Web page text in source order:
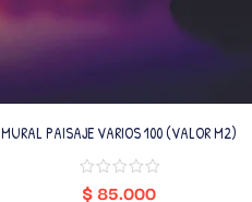
MURAL PAISAJE VARIOS 100 (VALOR M2)
$85.000